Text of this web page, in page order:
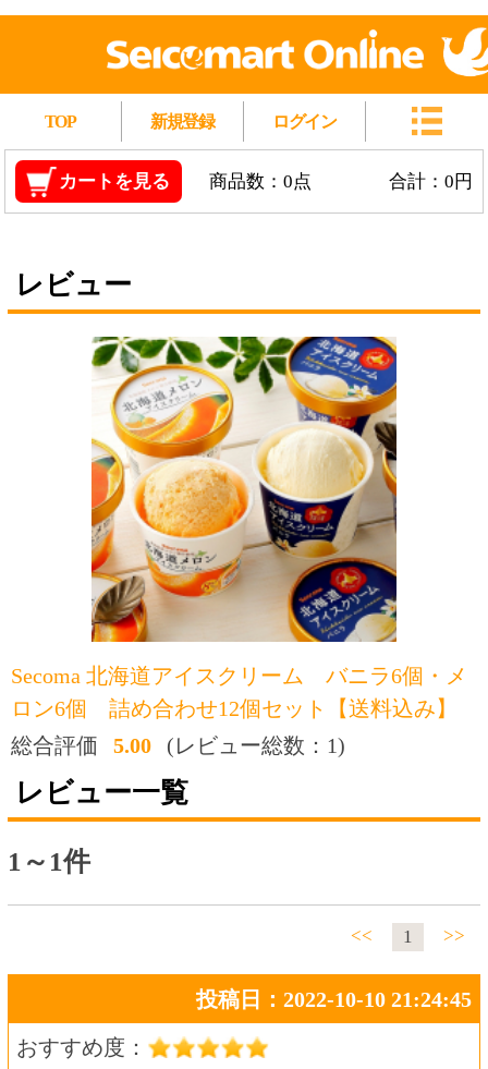
カートを見る 商品数：0点 合計：0円
レビュー
Secoma 北海道アイスクリーム バニラ6個・メ
ロン6個 詰め合わせ12個セット【送料込み】
5.00 (レビュー総数：1)
レビュー一覧
<< 1 >>
投稿日：2022-10-10 21:24:45
おすすめ度：
知り合いに、お中元・お歳暮に贈り、大変喜
ばれています。年の瀬が近づくと送る準備を
北海道とうきびギフト